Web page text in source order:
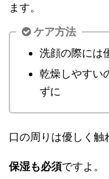
ます。
ケア方法
洗顔の際には
乾燥しやすい
ずに
口の周りは優しく触
保湿も必須ですよ。